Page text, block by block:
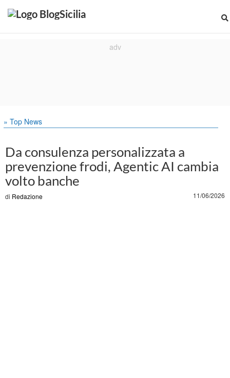
» Top News
Da consulenza personalizzata a
prevenzione frodi, Agentic AI cambia
volto banche
di Redazione 11/06/2026